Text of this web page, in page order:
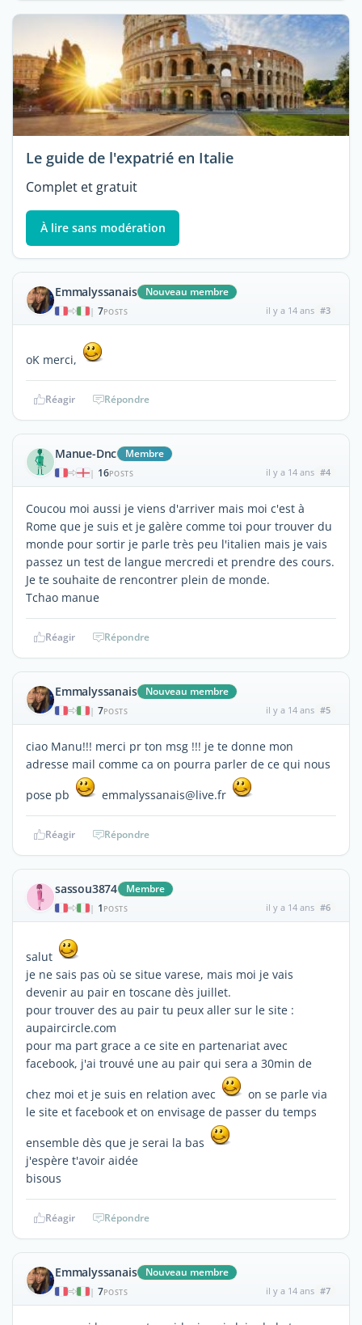
Le guide de l'expatrié en Italie
Complet et gratuit
À lire sans modération
Emmalyssanais Nouveau membre
| 7POSTS il y a 14 ans #3
oK merci,
Réagir Répondre
Manue-Dnc Membre
| 16POSTS il y a 14 ans #4
Coucou moi aussi je viens d'arriver mais moi c'est à
Rome que je suis et je galère comme toi pour trouver du
monde pour sortir je parle très peu l'italien mais je vais
passez un test de langue mercredi et prendre des cours.
Je te souhaite de rencontrer plein de monde.
Tchao manue
Réagir Répondre
Emmalyssanais Nouveau membre
| 7POSTS il y a 14 ans #5
ciao Manu!!! merci pr ton msg !!! je te donne mon
adresse mail comme ca on pourra parler de ce qui nous
pose pb
emmalyssanais@live.fr
Réagir Répondre
sassou3874 Membre
| 1 POSTS il y a 14 ans #6
salut
je ne sais pas où se situe varese, mais moi je vais
devenir au pair en toscane dès juillet.
pour trouver des au pair tu peux aller sur le site :
aupaircircle.com
pour ma part grace a ce site en partenariat avec
facebook, j'ai trouvé une au pair qui sera a 30min de
chez moi et je suis en relation avec
on se parle via
le site et facebook et on envisage de passer du temps
ensemble dès que je serai la bas
j'espère t'avoir aidée
bisous
Réagir Répondre
Emmalyssanais Nouveau membre
| 7POSTS il y a 14 ans #7